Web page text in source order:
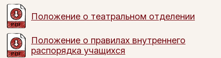
Положение о театральном отделении
Положение о правилах внутреннего
распорядка учащихся